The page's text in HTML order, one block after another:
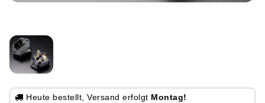
Heute bestellt, Versand erfolgt Montag!